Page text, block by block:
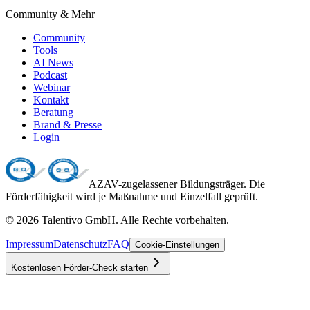
Community & Mehr
Community
Tools
AI News
Podcast
Webinar
Kontakt
Beratung
Brand & Presse
Login
AZAV-zugelassener Bildungsträger. Die
Förderfähigkeit wird je Maßnahme und Einzelfall geprüft.
© 2026 Talentivo GmbH. Alle Rechte vorbehalten.
ImpressumDatenschutzFAQ Cookie-Einstellungen
Kostenlosen Förder-Check starten